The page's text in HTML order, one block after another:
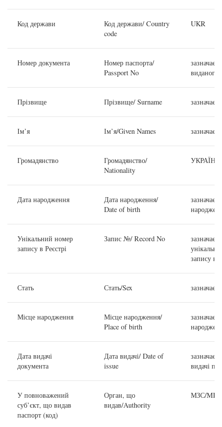
Код держави
Код держави/ Country
code
UKR
Номер документа
Номер паспорта/
Passport No
виданого
Прізвище Прізвище/ Surname
Ім’я Ім’я/Given Names
Громадянство
Громадянство/
Nationality
Дата народження
Дата народження/
Date of birth
Унікальний номер
запису в Реєстрі
Запис №/ Record No
запису в
Стать Стать/Sex
Місце народження
Місце народження/
Place of birth
Дата видачі
документа
Дата видачі/ Date of
issue
видачі
У повноважений
суб’єкт, що видав
паспорт (код)
Орган, що
видав/Authority
МЗС/MFA